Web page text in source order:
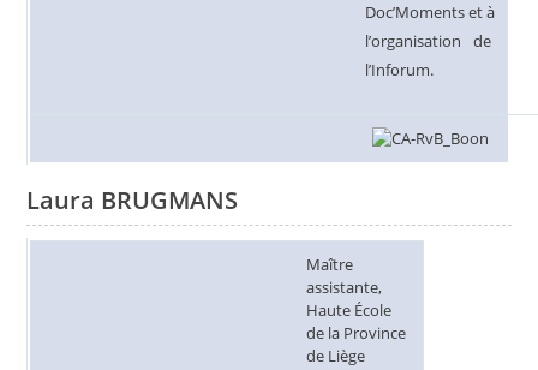
Doc’Moments et à
l’organisation de
l’Inforum.
Laura BRUGMANS
Maître
assistante,
Haute École
de la Province
de Liège